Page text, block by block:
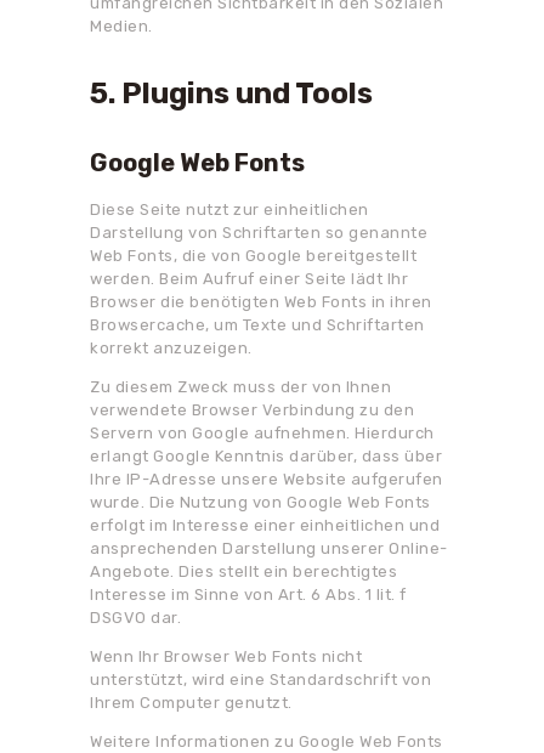
Medien.
5. Plugins und Tools
Google Web Fonts
Diese Seite nutzt zur einheitlichen
Darstellung von Schriftarten so genannte
Web Fonts, die von Google bereitgestellt
werden. Beim Aufruf einer Seite lädt Ihr
Browser die benötigten Web Fonts in ihren
Browsercache, um Texte und Schriftarten
korrekt anzuzeigen.
Zu diesem Zweck muss der von Ihnen
verwendete Browser Verbindung zu den
Servern von Google aufnehmen. Hierdurch
erlangt Google Kenntnis darüber, dass über
Ihre IP-Adresse unsere Website aufgerufen
wurde. Die Nutzung von Google Web Fonts
erfolgt im Interesse einer einheitlichen und
ansprechenden Darstellung unserer Online-
Angebote. Dies stellt ein berechtigtes
Interesse im Sinne von Art. 6 Abs. 1 lit. f
DSGVO dar.
Wenn Ihr Browser Web Fonts nicht
unterstützt, wird eine Standardschrift von
Ihrem Computer genutzt.
Weitere Informationen zu Google Web Fonts